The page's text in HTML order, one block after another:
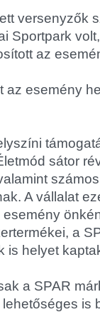
versenyzők
Sportpark
az
az esemény
sátor
A vállalat
a
is helyet
a SPAR
is